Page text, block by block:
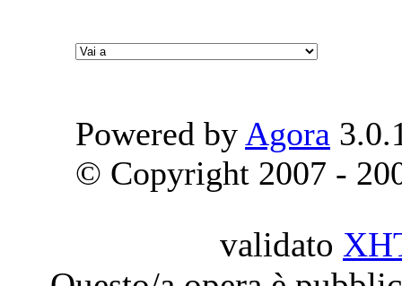
Powered by Agora
© Copyright 2007 -
validato